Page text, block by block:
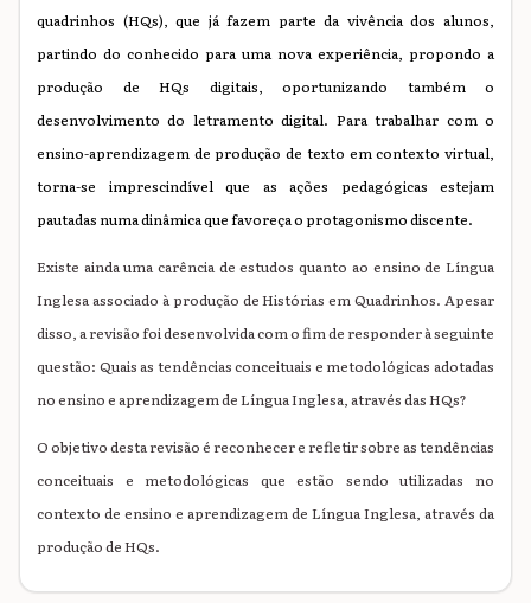
quadrinhos (HQs), que já fazem parte da vivência dos alunos,
partindo do conhecido para uma nova experiência, propondo a
produção de HQs digitais, oportunizando também o
desenvolvimento do letramento digital. Para trabalhar com o
ensino-aprendizagem de produção de texto em contexto virtual,
torna-se imprescindível que as ações pedagógicas estejam
pautadas numa dinâmica que favoreça o protagonismo discente.
Existe ainda uma carência de estudos quanto ao ensino de Língua
Inglesa associado à produção de Histórias em Quadrinhos. Apesar
disso, a revisão foi desenvolvida com o fim de responder à seguinte
questão: Quais as tendências conceituais e metodológicas adotadas
no ensino e aprendizagem de Língua Inglesa, através das HQs?
O objetivo desta revisão é reconhecer e refletir sobre as tendências
conceituais e metodológicas que estão sendo utilizadas no
contexto de ensino e aprendizagem de Língua Inglesa, através da
produção de HQs.